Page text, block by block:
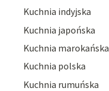
Kuchnia indyjska
Kuchnia japońska
Kuchnia marokańska
Kuchnia polska
Kuchnia rumuńska